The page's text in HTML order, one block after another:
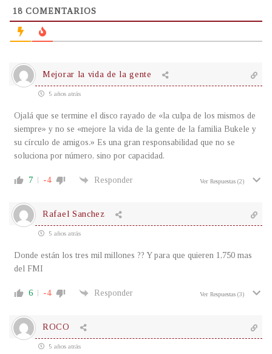
18 COMENTARIOS
Mejorar la vida de la gente
5 años atrás
Ojalá que se termine el disco rayado de «la culpa de los mismos de
siempre» y no se «mejore la vida de la gente de la familia Bukele y
su círculo de amigos.» Es una gran responsabilidad que no se
soluciona por número, sino por capacidad.
7 -4 Responder Ver Respuestas (2)
Rafael Sanchez
5 años atrás
Donde están los tres mil millones ?? Y para que quieren 1,750 mas
del FMI
6 -4 Responder Ver Respuestas (3)
ROCO
5 años atrás